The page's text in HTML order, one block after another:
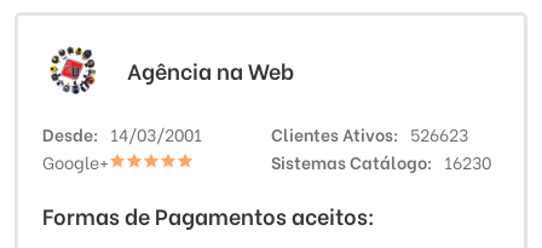
Agência na Web
Desde 14/03/2001 Clientes Ativos
526623
Google+
Sistemas Catálogo 16230
Formas de Pagamentos aceitos: